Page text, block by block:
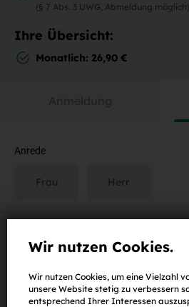
(§ 7 Abs. 3 UWG, Abmeldung möglich)
Ihre Übersicht:
Monatlich: 26,90 €
Anrede
Frau Herr
Nachname
Wir nutzen Cookies.
Wir nutzen Cookies, um eine Vielzahl
unsere Website stetig zu verbessern
entsprechend Ihrer Interessen